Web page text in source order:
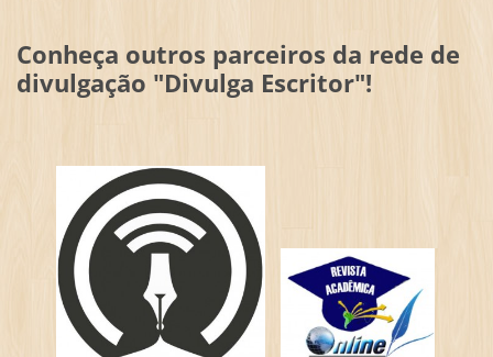
Conheça outros parceiros da rede de
divulgação "Divulga Escritor"!